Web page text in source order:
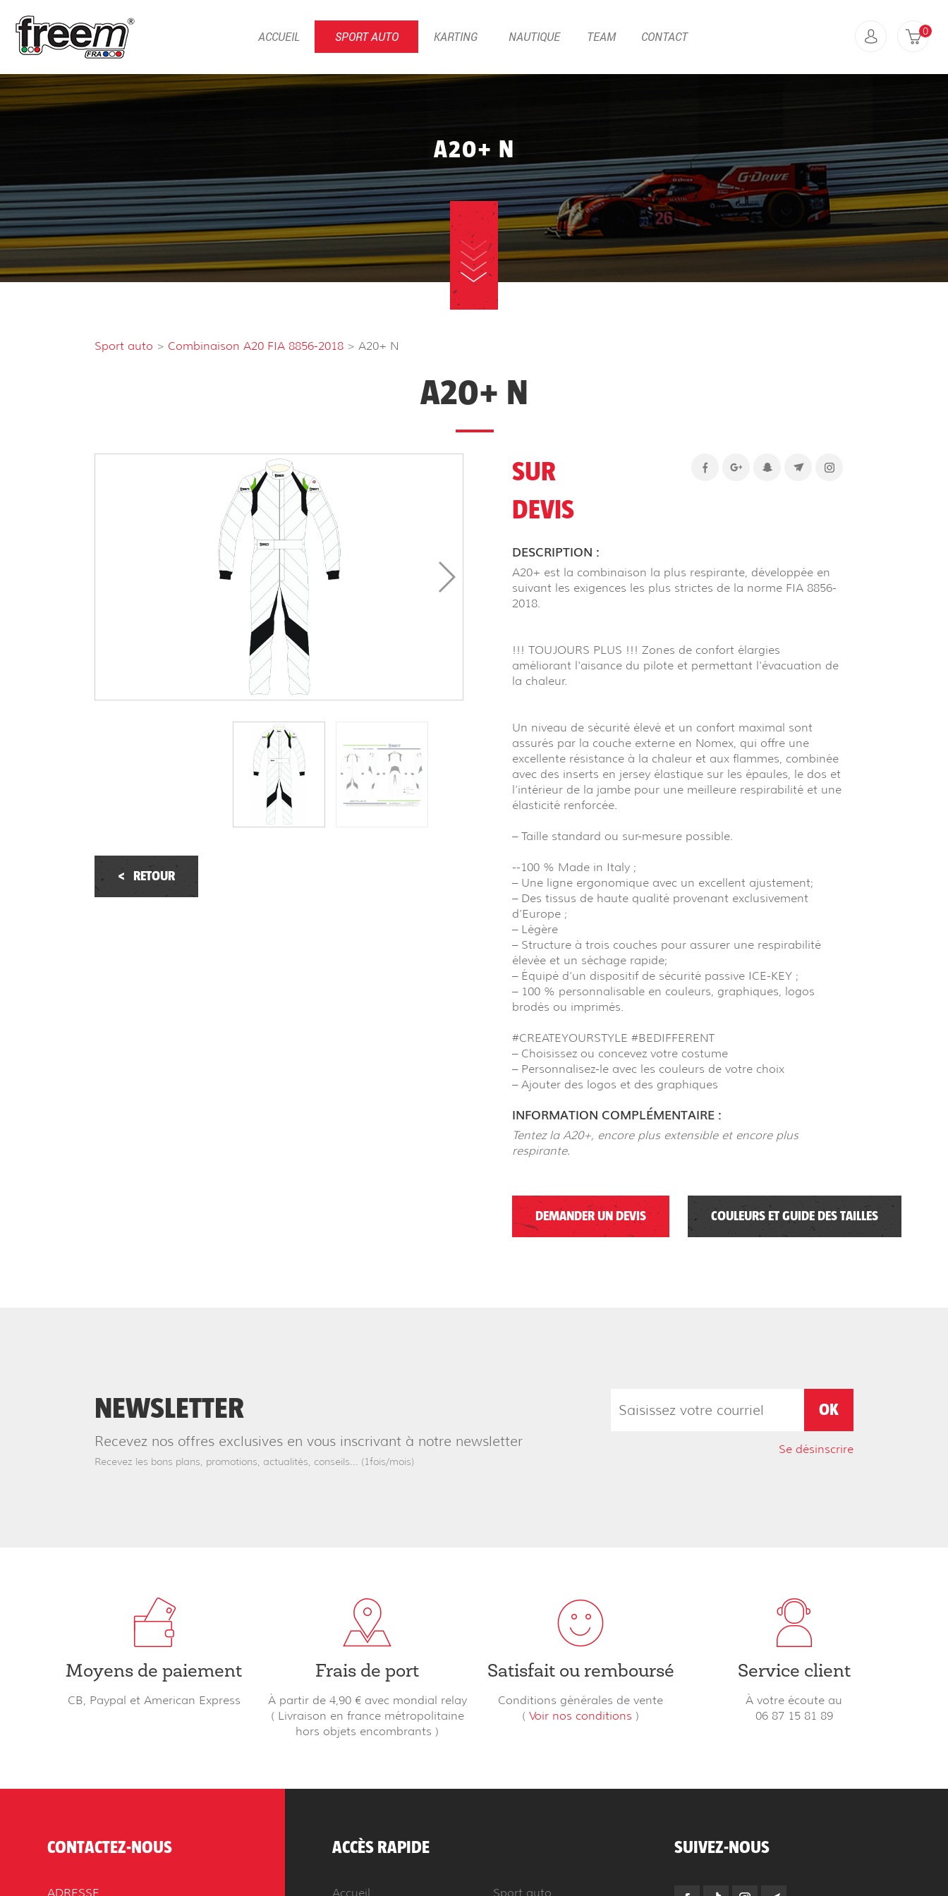
ACCUEIL SPORT AUTO KARTING NAUTIQUE TEAM CONTACT 0
A20+ N
Sport auto > Combinaison A20 FIA 8856-2018 > A20+ N
A20+ N
< RETOUR
SUR
DEVIS
DESCRIPTION :
A20+ est la combinaison la plus respirante, développée en
suivant les exigences les plus strictes de la norme FIA 8856-
2018.
!!! TOUJOURS PLUS !!! Zones de confort élargies
améliorant l'aisance du pilote et permettant l'évacuation de
la chaleur.
Un niveau de sécurité élevé et un confort maximal sont
assurés par la couche externe en Nomex, qui offre une
excellente résistance à la chaleur et aux flammes, combinée
avec des inserts en jersey élastique sur les épaules, le dos et
l’intérieur de la jambe pour une meilleure respirabilité et une
élasticité renforcée.
– Taille standard ou sur-mesure possible.
--100 % Made in Italy ;
– Une ligne ergonomique avec un excellent ajustement;
– Des tissus de haute qualité provenant exclusivement
d’Europe ;
– Légère
– Structure à trois couches pour assurer une respirabilité
élevée et un séchage rapide;
– Équipé d’un dispositif de sécurité passive ICE-KEY ;
– 100 % personnalisable en couleurs, graphiques, logos
brodés ou imprimés.
#CREATEYOURSTYLE #BEDIFFERENT
– Choisissez ou concevez votre costume
– Personnalisez-le avec les couleurs de votre choix
– Ajouter des logos et des graphiques
INFORMATION COMPLÉMENTAIRE :
Tentez la A20+, encore plus extensible et encore plus
respirante.
DEMANDER UN DEVIS COULEURS ET GUIDE DES TAILLES
NEWSLETTER
Recevez nos offres exclusives en vous inscrivant à notre newsletter
Recevez les bons plans, promotions, actualités, conseils... (1fois/mois)
Se désinscrire
Moyens de paiement
CB, Paypal et American Express
Frais de port
À partir de 4,90 € avec mondial relay
( Livraison en france métropolitaine
hors objets encombrants )
Satisfait ou remboursé
Conditions générales de vente
(Voir nos conditions )
Service client
À votre écoute au
06 87 15 81 89
CONTACTEZ-NOUS
ADRESSE
ACCÈS RAPIDE
Accueil Sport auto
SUIVEZ-NOUS